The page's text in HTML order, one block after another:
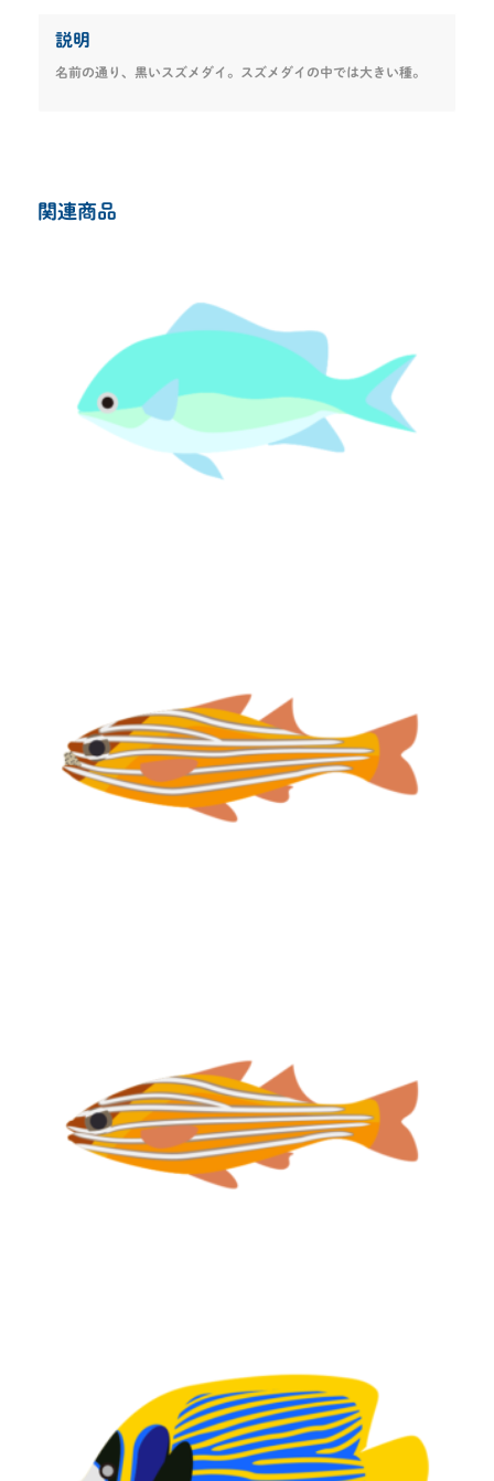
説明
名前の通り、黒いスズメダイ。スズメダイの中では大きい種。
関連商品